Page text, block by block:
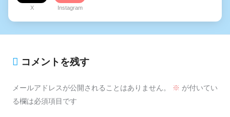
X Instagram
コメントを残す
メールアドレスが公開されることはありません。 ※ が付いてい
る欄は必須項目です